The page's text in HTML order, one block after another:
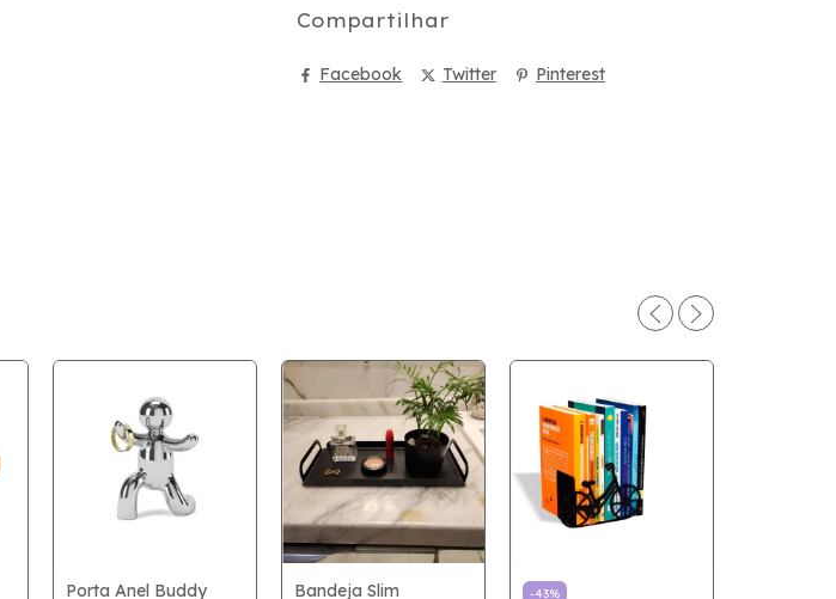
Compartilhar
Facebook Twitter Pinterest
Porta Anel Buddy Bandeja Slim -43%